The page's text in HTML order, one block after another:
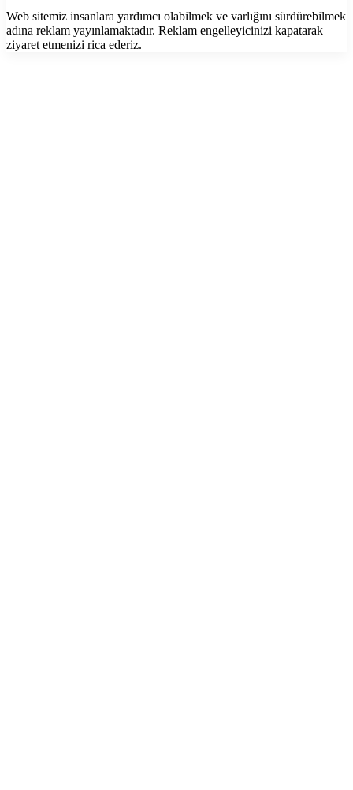
Web sitemiz insanlara yardımcı olabilmek ve varlığını sürdürebilmek
adına reklam yayınlamaktadır. Reklam engelleyicinizi kapatarak
ziyaret etmenizi rica ederiz.